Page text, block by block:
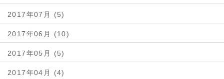
2017年07月 (5)
2017年06月 (10)
2017年05月 (5)
2017年04月 (4)